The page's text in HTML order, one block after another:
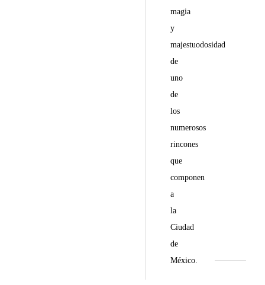
magia
y
majestuodosidad
de
uno
de
los
numerosos
rincones
que
componen
a
la
Ciudad
de
México.